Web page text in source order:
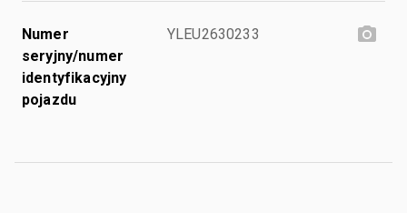
Numer
seryjny/numer
identyfikacyjny
pojazdu
YLEU2630233